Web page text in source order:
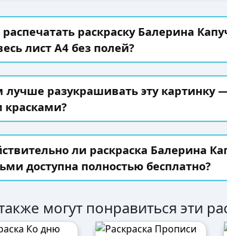
распечатать раскраску Балерина
лист А4 без полей?
лучше разукрашивать эту
красками?
ли раскраска Балерина
доступна полностью бесплатно?
могут понравиться эти